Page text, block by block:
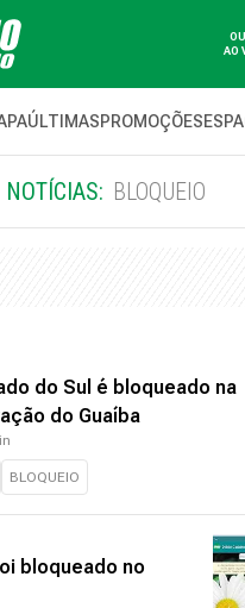
AO
ÚLTIMASPROMOÇÕES
NOTÍCIAS: BLOQUEIO
do Sul é bloqueado na
do Guaíba
BLOQUEIO
bloqueado no